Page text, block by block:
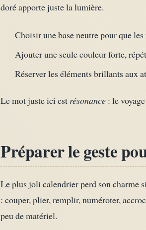
doré apporte juste la lumière.
Choisir une base neutre pour que
Ajouter une seule couleur forte,
Réserver les éléments brillants aux
Le mot juste ici est résonance : le
Préparer le geste
Le plus joli calendrier perd son charme
: couper, plier, remplir, numéroter,
peu de matériel.